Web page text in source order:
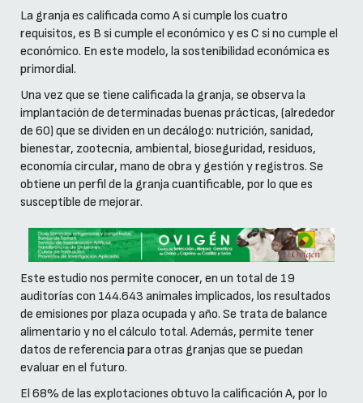
La granja es calificada como A si cumple los cuatro
requisitos, es B si cumple el económico y es C si no cumple el
económico. En este modelo, la sostenibilidad económica es
primordial.
Una vez que se tiene calificada la granja, se observa la
implantación de determinadas buenas prácticas, (alrededor
de 60) que se dividen en un decálogo: nutrición, sanidad,
bienestar, zootecnia, ambiental, bioseguridad, residuos,
economía circular, mano de obra y gestión y registros. Se
obtiene un perfil de la granja cuantificable, por lo que es
susceptible de mejorar.
Este estudio nos permite conocer, en un total de 19
auditorías con 144.643 animales implicados, los resultados
de emisiones por plaza ocupada y año. Se trata de balance
alimentario y no el cálculo total. Además, permite tener
datos de referencia para otras granjas que se puedan
evaluar en el futuro.
El 68% de las explotaciones obtuvo la calificación A, por lo